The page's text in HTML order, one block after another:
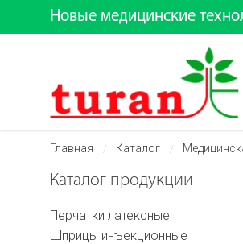
Новые медицинские
Главная / Каталог /
Каталог продукции
Перчатки латексные
Шприцы инъекционные